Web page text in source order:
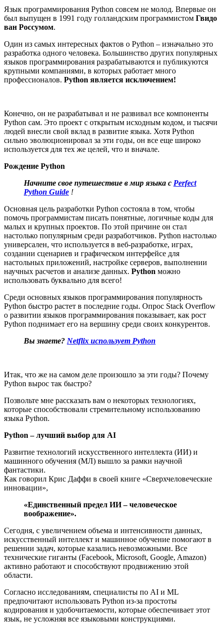
Язык программирования Python совсем не молод. Впервые он
был выпущен в 1991 году голландским программистом Гвидо
ван Россумом.
Один из самых интересных фактов о Python – изначально это
разработка одного человека. Большинство других популярных
языков программирования разрабатываются и публикуются
крупными компаниями, в которых работает много
профессионалов. Python является исключением!
Конечно, он не разрабатывал и не развивал все компоненты
Python сам. Это проект с открытым исходным кодом, и тысячи
людей внесли свой вклад в развитие языка. Хотя Python
сильно эволюционировал за эти годы, он все еще широко
используется для тех же целей, что и вначале.
Рождение Python
Начните свое путешествие в мир языка с Perfect
Python Guide !
Основная цель разработки Python состояла в том, чтобы
помочь программистам писать понятные, логичные коды для
малых и крупных проектов. По этой причине он стал
настолько популярным среди разработчиков. Python настолько
универсален, что используется в веб-разработке, играх,
создании сценариев и графическом интерфейсе для
настольных приложений, настройке серверов, выполнении
научных расчетов и анализе данных. Python можно
использовать буквально для всего!
Среди основных языков программирования популярность
Python быстро растет в последние годы. Опрос Stack Overflow
о развитии языков программирования показывает, как рост
Python поднимает его на вершину среди своих конкурентов.
Вы знаете? Netflix использует Python
Итак, что же на самом деле произошло за эти годы? Почему
Python вырос так быстро?
Позвольте мне рассказать вам о некоторых технологиях,
которые способствовали стремительному использованию
языка Python.
Python – лучший выбор для AI
Развитие технологий искусственного интеллекта (ИИ) и
машинного обучения (МЛ) вышло за рамки научной
фантастики.
Как говорил Крис Даффи в своей книге «Сверхчеловеческие
инновации»,
«Единственный предел ИИ – человеческое
воображение».
Сегодня, с увеличением объема и интенсивности данных,
искусственный интеллект и машинное обучение помогают в
решении задач, которые казались невозможными. Все
технические гиганты (Facebook, Microsoft, Google, Amazon)
активно работают и способствуют продвижению этой
области.
Согласно исследованиям, специалисты по AI и ML
предпочитают использовать Python из-за простоты
кодирования и удобочитаемости, которые обеспечивает этот
язык, не усложняя все языковыми конструкциями.